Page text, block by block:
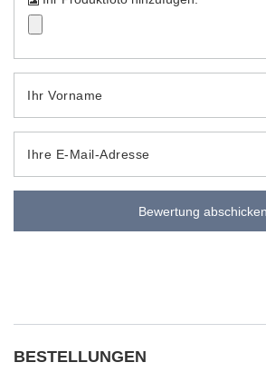
Ihr Vorname
Ihre E-Mail-Adresse
Bewertung abschicken
BESTELLUNGEN